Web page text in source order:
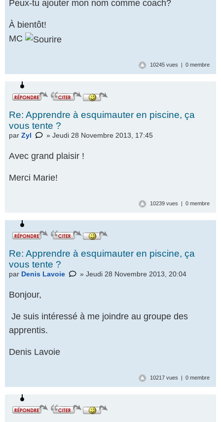
Peux-tu ajouter mon nom comme coach?
À bientôt!
MC
10245 vues | 0 membre
Re: Apprendre à esquimauter en piscine, ça
vous tente ?
par Zyl » Jeudi 28 Novembre 2013, 17:45
Avec grand plaisir !
Merci Marie!
10239 vues | 0 membre
Re: Apprendre à esquimauter en piscine, ça
vous tente ?
par Denis Lavoie » Jeudi 28 Novembre 2013, 20:04
Bonjour,
Je suis intéressé à me joindre au groupe des
apprentis.
Denis Lavoie
10217 vues | 0 membre